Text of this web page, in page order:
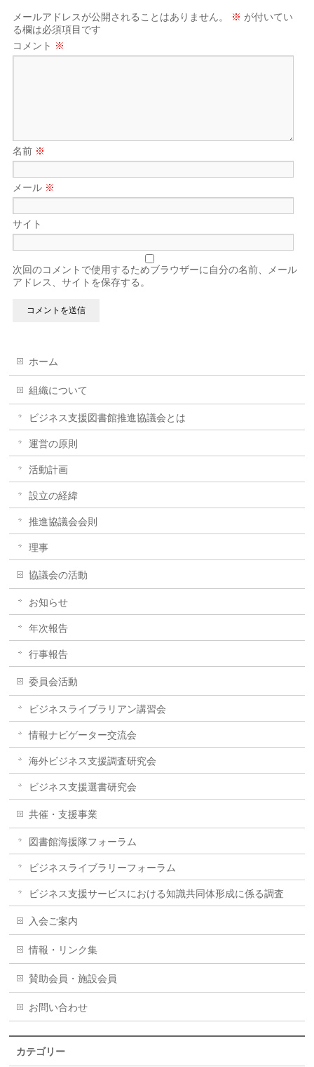
メールアドレスが公開されることはありません。 ※ が付いてい
る欄は必須項目です
コメント ※
名前 ※
メール ※
サイト
次回のコメントで使用するためブラウザーに自分の名前、メール
アドレス、サイトを保存する。
ホーム
組織について
ビジネス支援図書館推進協議会とは
運営の原則
活動計画
設立の経緯
推進協議会会則
理事
協議会の活動
お知らせ
年次報告
行事報告
委員会活動
ビジネスライブラリアン講習会
情報ナビゲーター交流会
海外ビジネス支援調査研究会
ビジネス支援選書研究会
共催・支援事業
図書館海援隊フォーラム
ビジネスライブラリーフォーラム
ビジネス支援サービスにおける知識共同体形成に係る調査
入会ご案内
情報・リンク集
賛助会員・施設会員
お問い合わせ
カテゴリー